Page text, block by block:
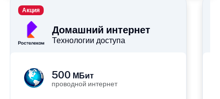
Домашний интернет
Технологии доступа
Акция
500 МБит
проводной интернет